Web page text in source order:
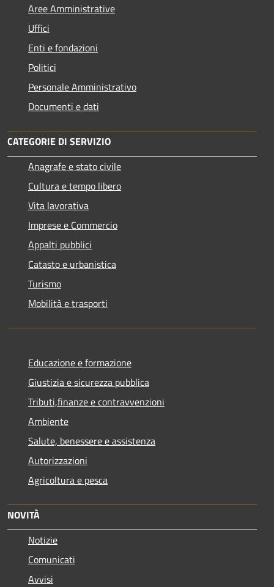
Aree Amministrative
Uffici
Enti e fondazioni
Politici
Personale Amministrativo
Documenti e dati
CATEGORIE DI SERVIZIO
Anagrafe e stato civile
Cultura e tempo libero
Vita lavorativa
Imprese e Commercio
Appalti pubblici
Catasto e urbanistica
Turismo
Mobilità e trasporti
Educazione e formazione
Giustizia e sicurezza pubblica
Tributi,finanze e contravvenzioni
Ambiente
Salute, benessere e assistenza
Autorizzazioni
Agricoltura e pesca
NOVITÀ
Notizie
Comunicati
Avvisi